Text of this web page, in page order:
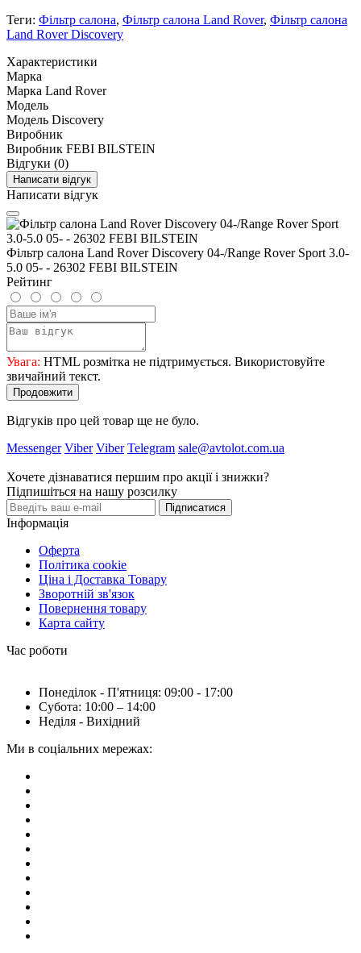
Теги: Фільтр салона, Фільтр салона Land Rover, Фільтр салона
Land Rover Discovery
Характеристики
Марка
Марка Land Rover
Модель
Модель Discovery
Виробник
Виробник FEBI BILSTEIN
Відгуки (0)
Написати відгук
Написати відгук
Фільтр салона Land Rover Discovery 04-/Range Rover Sport 3.0-
5.0 05- - 26302 FEBI BILSTEIN
Рейтинг
Увага: HTML розмітка не підтримується. Використовуйте
звичайний текст.
Продовжити
Відгуків про цей товар ще не було.
Messenger Viber Viber Telegram sale@avtolot.com.ua
Хочете дізнаватися першим про акції і знижки?
Підпишіться на нашу розсилку
Підписатися
Інформація
Оферта
Політика cookie
Ціна і Доставка Товару
Зворотній зв'язок
Повернення товару
Карта сайту
Час роботи
Понеділок - П'ятниця: 09:00 - 17:00
Субота: 10:00 – 14:00
Неділя - Вихідний
Ми в соціальних мережах: